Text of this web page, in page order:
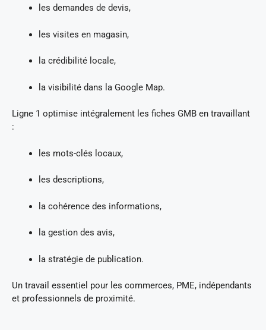
les demandes de devis,
les visites en magasin,
la crédibilité locale,
la visibilité dans la Google Map.
Ligne 1 optimise intégralement les fiches GMB en travaillant
:
les mots-clés locaux,
les descriptions,
la cohérence des informations,
la gestion des avis,
la stratégie de publication.
Un travail essentiel pour les commerces, PME, indépendants
et professionnels de proximité.